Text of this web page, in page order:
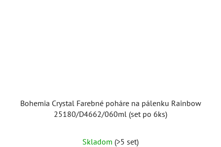
Bohemia Crystal Farebné poháre na pálenku Rainbow
25180/D4662/060ml (set po 6ks)
Skladom (>5 set)